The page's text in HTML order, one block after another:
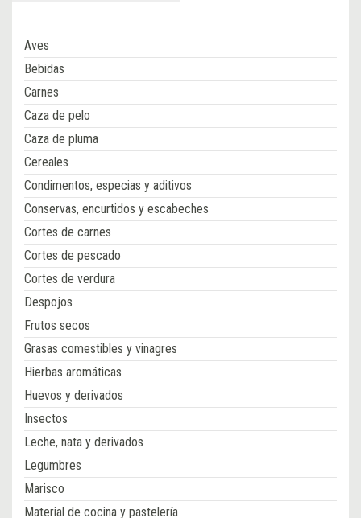
Aves
Bebidas
Carnes
Caza de pelo
Caza de pluma
Cereales
Condimentos, especias y aditivos
Conservas, encurtidos y escabeches
Cortes de carnes
Cortes de pescado
Cortes de verdura
Despojos
Frutos secos
Grasas comestibles y vinagres
Hierbas aromáticas
Huevos y derivados
Insectos
Leche, nata y derivados
Legumbres
Marisco
Material de cocina y pastelería